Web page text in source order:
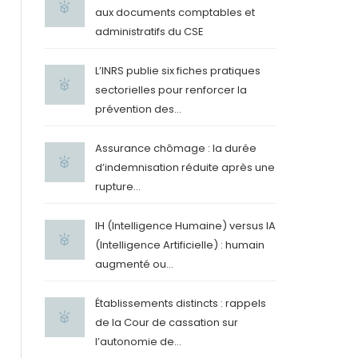
aux documents comptables et
administratifs du CSE
L’INRS publie six fiches pratiques
sectorielles pour renforcer la
prévention des...
Assurance chômage : la durée
d’indemnisation réduite après une
rupture...
IH (Intelligence Humaine) versus IA
(Intelligence Artificielle) : humain
augmenté ou...
Établissements distincts : rappels
de la Cour de cassation sur
l’autonomie de...